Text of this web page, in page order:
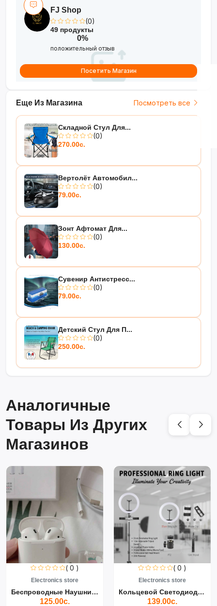
Еще Из Магазина Посмотреть все
Складной Стул Для...
(0)
270.00с.
Вертолёт Автомобил...
(0)
79.00с.
Зонт Афтомат Для...
(0)
130.00с.
Сувенир Антистресс...
(0)
79.00с.
Детский Стул Для П...
(0)
250.00с.
FJ Shop
(0)
49 продукты
0%
положительный отзыв
Посетить Магазин
Аналогичные
Товары Из Других
Магазинов
( 0 )
Electronics store
Беспроводные Наушники Air...
125.00с.
( 0 )
Electronics store
Кольцевой Светодиодный Св...
139.00с.